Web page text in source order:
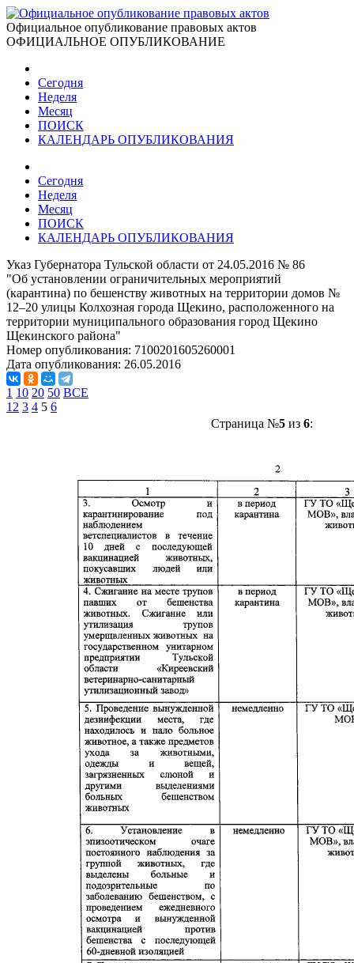
Официальное опубликование правовых актов
ОФИЦИАЛЬНОЕ ОПУБЛИКОВАНИЕ
Сегодня
Неделя
Месяц
ПОИСК
КАЛЕНДАРЬ ОПУБЛИКОВАНИЯ
Сегодня
Неделя
Месяц
ПОИСК
КАЛЕНДАРЬ ОПУБЛИКОВАНИЯ
Указ Губернатора Тульской области от 24.05.2016 № 86
"Об установлении ограничительных мероприятий
(карантина) по бешенству животных на территории домов №
12–20 улицы Колхозная города Щекино, расположенного на
территории муниципального образования город Щекино
Щекинского района"
Номер опубликования: 7100201605260001
Дата опубликования: 26.05.2016
1 10 20 50 ВСЕ
1 2 3 4 5 6
Страница №5из 6: